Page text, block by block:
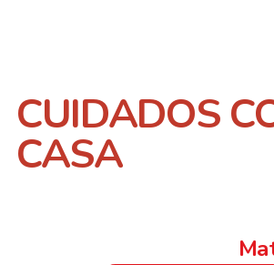
CUIDADOS
CASA